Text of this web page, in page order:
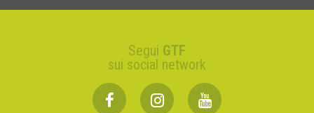
Segui GTF
sui social network